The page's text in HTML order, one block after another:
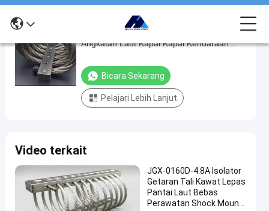
Mesin
Kawat
Tali
Shock
Laut
Kapal
Kapal
Kendaraan
Mesin Kawat Tali Shock Mounts Isolator
Angkatan Laut Kapal Kapal Kendaraan
Bicara Sekarang
Pelajari Lebih Lanjut
Video terkait
JGX-0160D-4.8A Isolator
Getaran Tali Kawat Lepas
Pantai Laut Bebas
Perawatan Shock Mount